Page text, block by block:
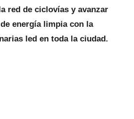
red de ciclovías y avanzar
energía limpia con la
led en toda la ciudad.